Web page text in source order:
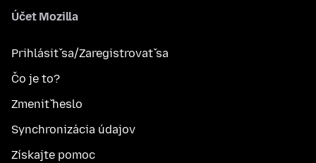
Účet Mozilla
Prihlásiť sa/Zaregistrovať sa
Čo je to?
Zmeniť heslo
Synchronizácia údajov
Získajte pomoc